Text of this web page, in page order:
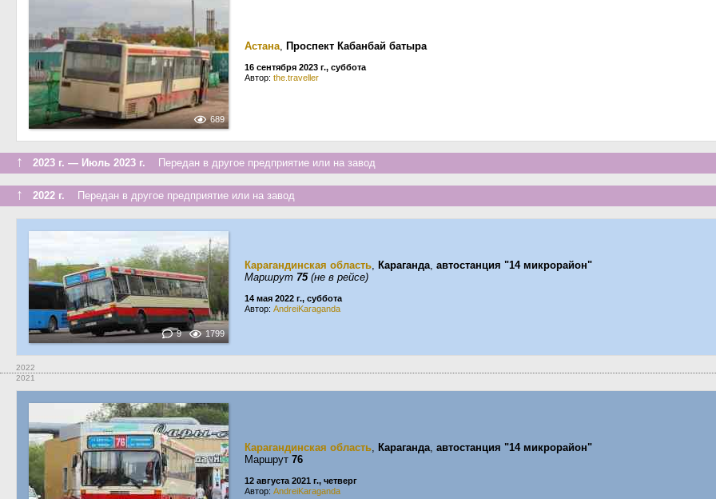
689
Астана, Проспект Кабанбай батыра
16 сентября 2023 г., суббота
Автор: the.traveller
↑ 2023 г. — Июль 2023 г. Передан в другое предприятие или на завод
↑ 2022 г. Передан в другое предприятие или на завод
9 1799
Карагандинская область, Караганда, автостанция "14 микрорайон"
Маршрут 75(не в рейсе)
14 мая 2022 г., суббота
Автор: AndreiKaraganda
2022
2021
Карагандинская область, Караганда, автостанция "14 микрорайон"
Маршрут 76
12 августа 2021 г., четверг
Автор: AndreiKaraganda